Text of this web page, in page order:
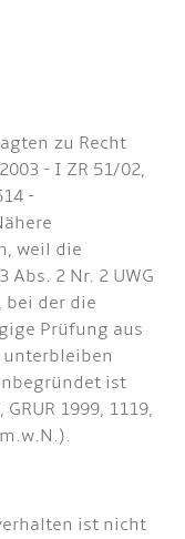
zu Recht
- I ZR 51/02,
-
weil die
2 Nr. 2 UWG
bei der die
Prüfung aus
unterbleiben
ist
1999, 1119,
ist nicht